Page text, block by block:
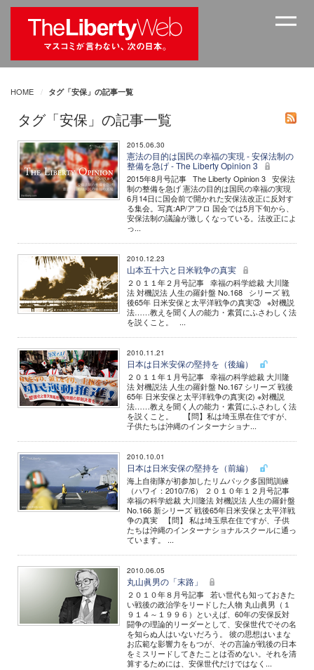
HOME タグ「安保」の記事一覧
タグ「安保」の記事一覧
2015.06.30
憲法の目的は国民の幸福の実現 - 安保法制の
整備を急げ - The Liberty Opinion 3
2015年8月号記事 The Liberty Opinion 3 安保法
制の整備を急げ 憲法の目的は国民の幸福の実現
6月14日に国会前で開かれた安保法改正に反対す
る集会。写真:AP/アフロ 国会では5月下旬から、
安保法制の議論が激しくなっている。法改正によ
っ...
2010.12.23
山本五十六と日米戦争の真実
２０１１年２月号記事 幸福の科学総裁 大川隆
法 対機説法 人生の羅針盤 No.168 シリーズ 戦
後65年 日米安保と太平洋戦争の真実③ ※対機説
法……教えを聞く人の能力・素質にふさわしく法
を説くこと。 ...
2010.11.21
日本は日米安保の堅持を（後編）
２０１１年１月号記事 幸福の科学総裁 大川隆
法 対機説法 人生の羅針盤 No.167 シリーズ 戦後
65年 日米安保と太平洋戦争の真実(2) ※対機説
法……教えを聞く人の能力・素質にふさわしく法
を説くこと。 【問】私は埼玉県在住ですが、
子供たちは沖縄のインターナショナ...
2010.10.01
日本は日米安保の堅持を（前編）
海上自衛隊が初参加したリムパック多国間訓練
（ハワイ：2010/7/6） ２０１０年１２月号記事
幸福の科学総裁 大川隆法 対機説法 人生の羅針盤
No.166 新シリーズ 戦後65年日米安保と太平洋戦
争の真実 【問】 私は埼玉県在住ですが、子供
たちは沖縄のインターナショナルスクールに通っ
ています。 ...
2010.06.05
丸山眞男の「末路」
２０１０年８月号記事 若い世代も知っておきた
い戦後の政治学をリードした人物 丸山眞男（１
９１４～１９９６）といえば、60年の安保反対
闘争の理論的リーダーとして、安保世代でその名
を知らぬ人はいないだろう。 彼の思想はいまな
お広範な影響力をもつが、その言論が戦後の日本
をミスリードしてきたことは否めない。それを清
算するためには、安保世代だけではなく...